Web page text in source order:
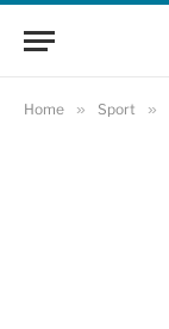
Home » Sport »